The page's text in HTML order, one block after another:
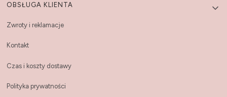
OBSŁUGA KLIENTA
Zwroty i reklamacje
Kontakt
Czas i koszty dostawy
Polityka prywatności